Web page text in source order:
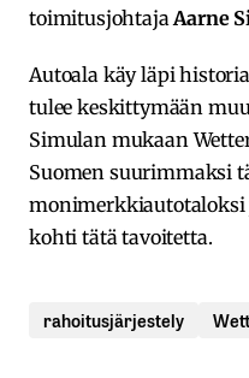
toimitusjohtajaAarne
Autoala käy läpi
tulee keskittymään
Simulan mukaan
Suomen suurimmaksi
monimerkkiautotaloksi
kohti tätä tavoitetta.
rahoitusjärjestely